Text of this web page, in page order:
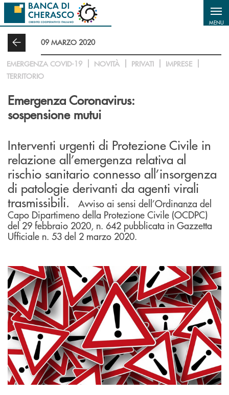
Salta al contenuto principale
MENU
09 MARZO 2020
EMERGENZA COVID-19 NOVITÀ PRIVATI
IMPRESE
TERRITORIO
Emergenza Coronavirus:
sospensione mutui
Interventi urgenti di Protezione Civile in
relazione all’emergenza relativa al
rischio sanitario connesso all’insorgenza
di patologie derivanti da agenti virali
trasmissibili.
Avviso ai sensi dell’Ordinanza del
Capo Dipartimeno della Protezione Civile (OCDPC)
del 29 febbraio 2020, n. 642 pubblicata in Gazzetta
Ufficiale n. 53 del 2 marzo 2020.